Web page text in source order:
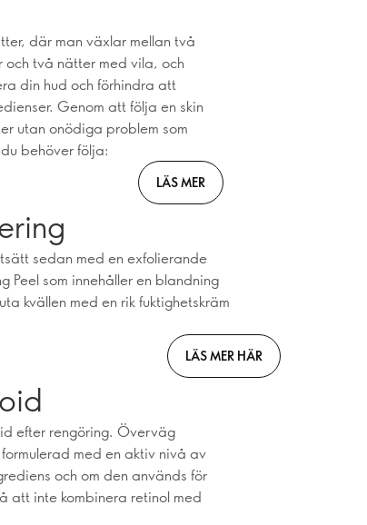
där man växlar mellan två
två nätter med vila, och
din hud och förhindra att
Genom att följa en skin
utan onödiga problem som
behöver följa:
LÄS MER
sedan med en exfolierande
Peel som innehåller en blandning
kvällen med en rik fuktighetskräm
LÄS MER HÄR
efter rengöring. Överväg
med en aktiv nivå av
och om den används för
att inte kombinera retinol med